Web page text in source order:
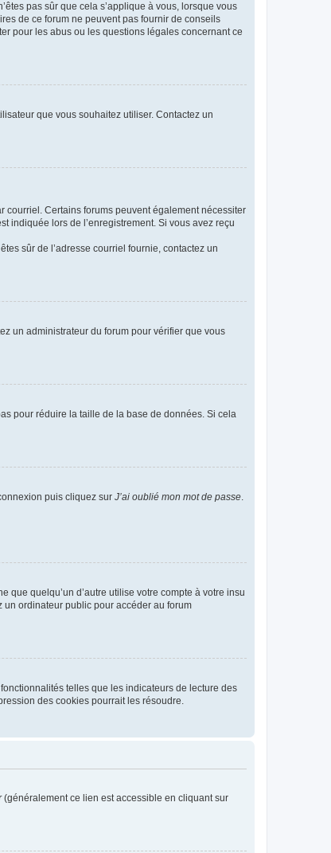
pas sûr que cela s’applique à vous, lorsque vous
de ce forum ne peuvent pas fournir de conseils
pour les abus ou les questions légales concernant ce
que vous souhaitez utiliser. Contactez un
courriel. Certains forums peuvent également nécessiter
indiquée lors de l’enregistrement. Si vous avez reçu
sûr de l’adresse courriel fournie, contactez un
un administrateur du forum pour vérifier que vous
pour réduire la taille de la base de données. Si cela
puis cliquez sur J’ai oublié mon mot de passe.
que quelqu’un d’autre utilise votre compte à votre insu
un ordinateur public pour accéder au forum
telles que les indicateurs de lecture des
des cookies pourrait les résoudre.
(généralement ce lien est accessible en cliquant sur